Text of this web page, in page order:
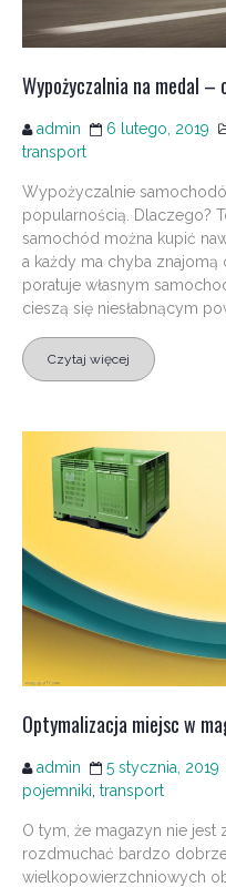
Wypożyczalnia na medal
admin 6 lutego, 2019
transport
Wypożyczalnie
popularnością. Dlaczego?
samochód można kupić
a każdy ma chyba
poratuje własnym
cieszą się niesłabnącym
Czytaj więcej
Optymalizacja miejsc w
admin 5 stycznia, 2019
pojemniki transport
O tym, że magazyn nie jest
rozdmuchać bardzo
wielkopowierzchniowych